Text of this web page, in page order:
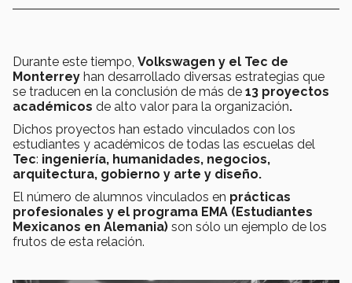
Durante este tiempo, Volkswagen y el Tec de
Monterrey han desarrollado diversas estrategias que
se traducen en la conclusión de más de 13 proyectos
académicos de alto valor para la organización.
Dichos proyectos han estado vinculados con los
estudiantes y académicos de todas las escuelas del
Tec: ingeniería, humanidades, negocios,
arquitectura, gobierno y arte y diseño.
El número de alumnos vinculados en prácticas
profesionales y el programa EMA (Estudiantes
Mexicanos en Alemania) son sólo un ejemplo de los
frutos de esta relación.